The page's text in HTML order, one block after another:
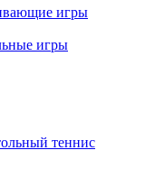
игры
игры
теннис